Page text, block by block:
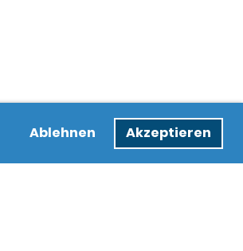
Ablehnen Akzeptieren